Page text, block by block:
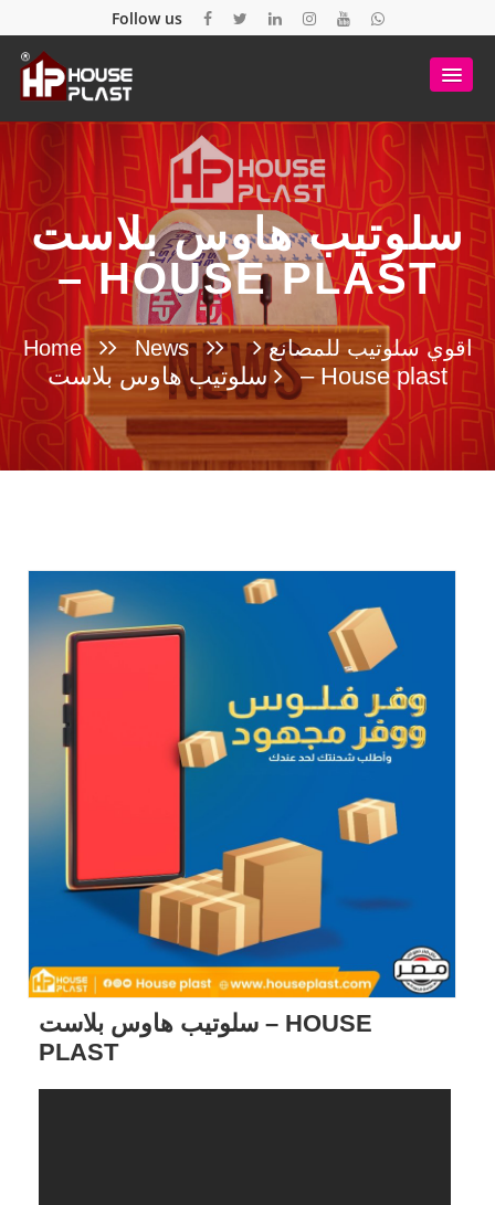
Follow us
سلوتيب هاوس بلاست
– HOUSE PLAST
Home News اقوي سلوتيب للمصانع
سلوتيب هاوس بلاست – House plast
سلوتيب هاوس بلاست – HOUSE
PLAST